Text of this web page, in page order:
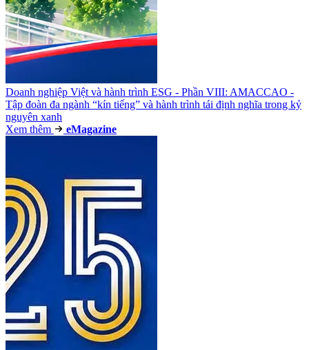
Doanh nghiệp Việt và hành trình ESG - Phần VIII: AMACCAO -
Tập đoàn đa ngành “kín tiếng” và hành trình tái định nghĩa trong kỷ
nguyên xanh
Xem thêm
eMagazine